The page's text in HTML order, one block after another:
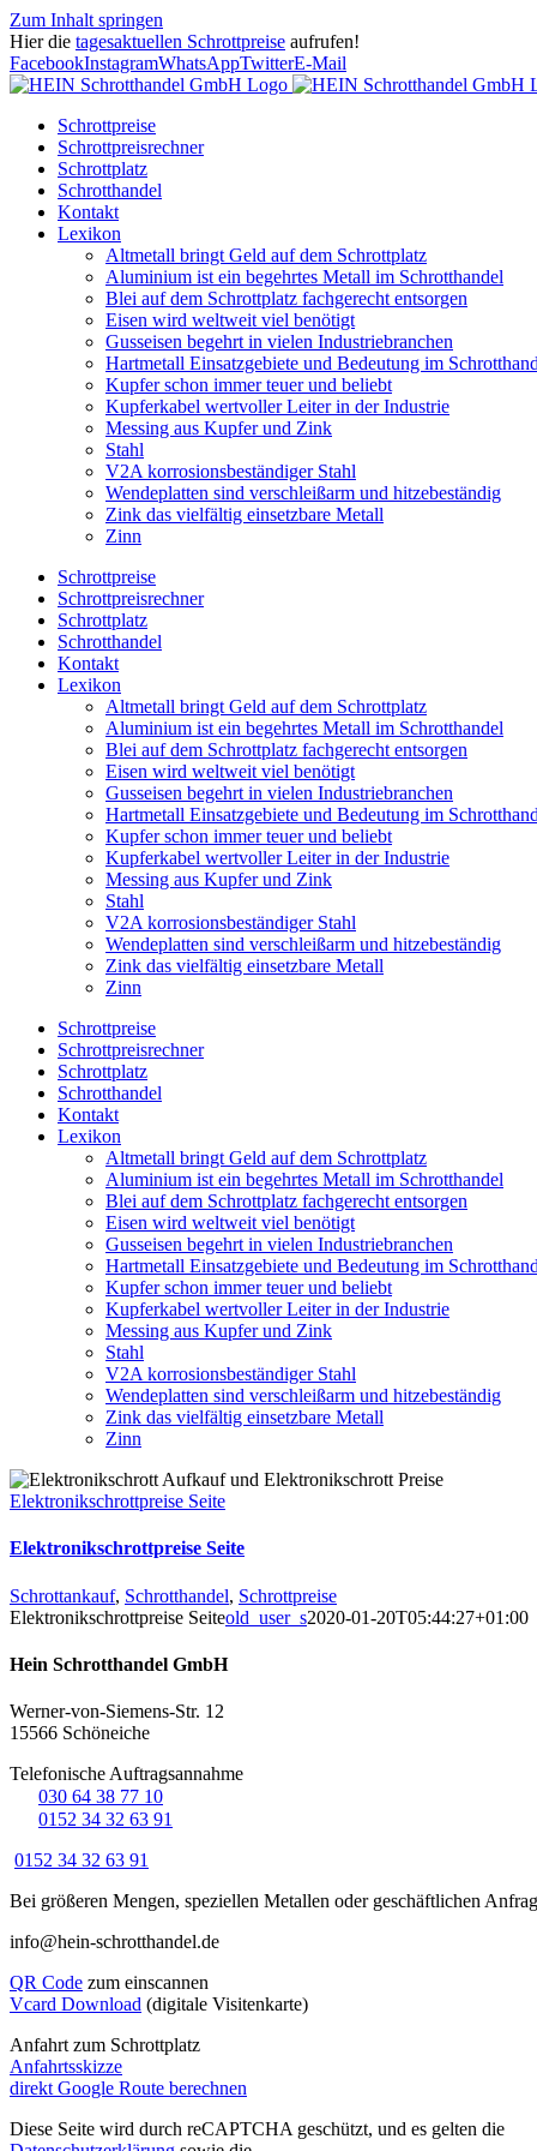
Zum Inhalt springen
Hier die tagesaktuellen Schrottpreise aufrufen!
FacebookInstagramWhatsAppTwitterE-Mail
Schrottpreise
Schrottpreisrechner
Schrottplatz
Schrotthandel
Kontakt
Lexikon
Altmetall bringt Geld auf dem Schrottplatz
Aluminium ist ein begehrtes Metall im Schrotthandel
Blei auf dem Schrottplatz fachgerecht entsorgen
Eisen wird weltweit viel benötigt
Gusseisen begehrt in vielen Industriebranchen
Hartmetall Einsatzgebiete und Bedeutung im
Kupfer schon immer teuer und beliebt
Kupferkabel wertvoller Leiter in der Industrie
Messing aus Kupfer und Zink
Stahl
V2A korrosionsbeständiger Stahl
Wendeplatten sind verschleißarm und hitzebeständig
Zink das vielfältig einsetzbare Metall
Zinn
Schrottpreise
Schrottpreisrechner
Schrottplatz
Schrotthandel
Kontakt
Lexikon
Altmetall bringt Geld auf dem Schrottplatz
Aluminium ist ein begehrtes Metall im Schrotthandel
Blei auf dem Schrottplatz fachgerecht entsorgen
Eisen wird weltweit viel benötigt
Gusseisen begehrt in vielen Industriebranchen
Hartmetall Einsatzgebiete und Bedeutung im
Kupfer schon immer teuer und beliebt
Kupferkabel wertvoller Leiter in der Industrie
Messing aus Kupfer und Zink
Stahl
V2A korrosionsbeständiger Stahl
Wendeplatten sind verschleißarm und hitzebeständig
Zink das vielfältig einsetzbare Metall
Zinn
Schrottpreise
Schrottpreisrechner
Schrottplatz
Schrotthandel
Kontakt
Lexikon
Altmetall bringt Geld auf dem Schrottplatz
Aluminium ist ein begehrtes Metall im Schrotthandel
Blei auf dem Schrottplatz fachgerecht entsorgen
Eisen wird weltweit viel benötigt
Gusseisen begehrt in vielen Industriebranchen
Hartmetall Einsatzgebiete und Bedeutung im
Kupfer schon immer teuer und beliebt
Kupferkabel wertvoller Leiter in der Industrie
Messing aus Kupfer und Zink
Stahl
V2A korrosionsbeständiger Stahl
Wendeplatten sind verschleißarm und hitzebeständig
Zink das vielfältig einsetzbare Metall
Zinn
Elektronikschrottpreise Seite
Elektronikschrottpreise Seite
Schrottankauf, Schrotthandel, Schrottpreise
Elektronikschrottpreise Seiteold_user_s2020-01-20T05:44:27+01:00
Hein Schrotthandel GmbH
Werner-von-Siemens-Str. 12
15566 Schöneiche
Telefonische Auftragsannahme
030 64 38 77 10
0152 34 32 63 91
0152 34 32 63 91
Bei größeren Mengen, speziellen Metallen oder geschäftlichen
info@hein-schrotthandel.de
QR Code zum einscannen
Vcard Download (digitale Visitenkarte)
Anfahrt zum Schrottplatz
Anfahrtsskizze
direkt Google Route berechnen
Diese Seite wird durch reCAPTCHA geschützt, und es gelten die